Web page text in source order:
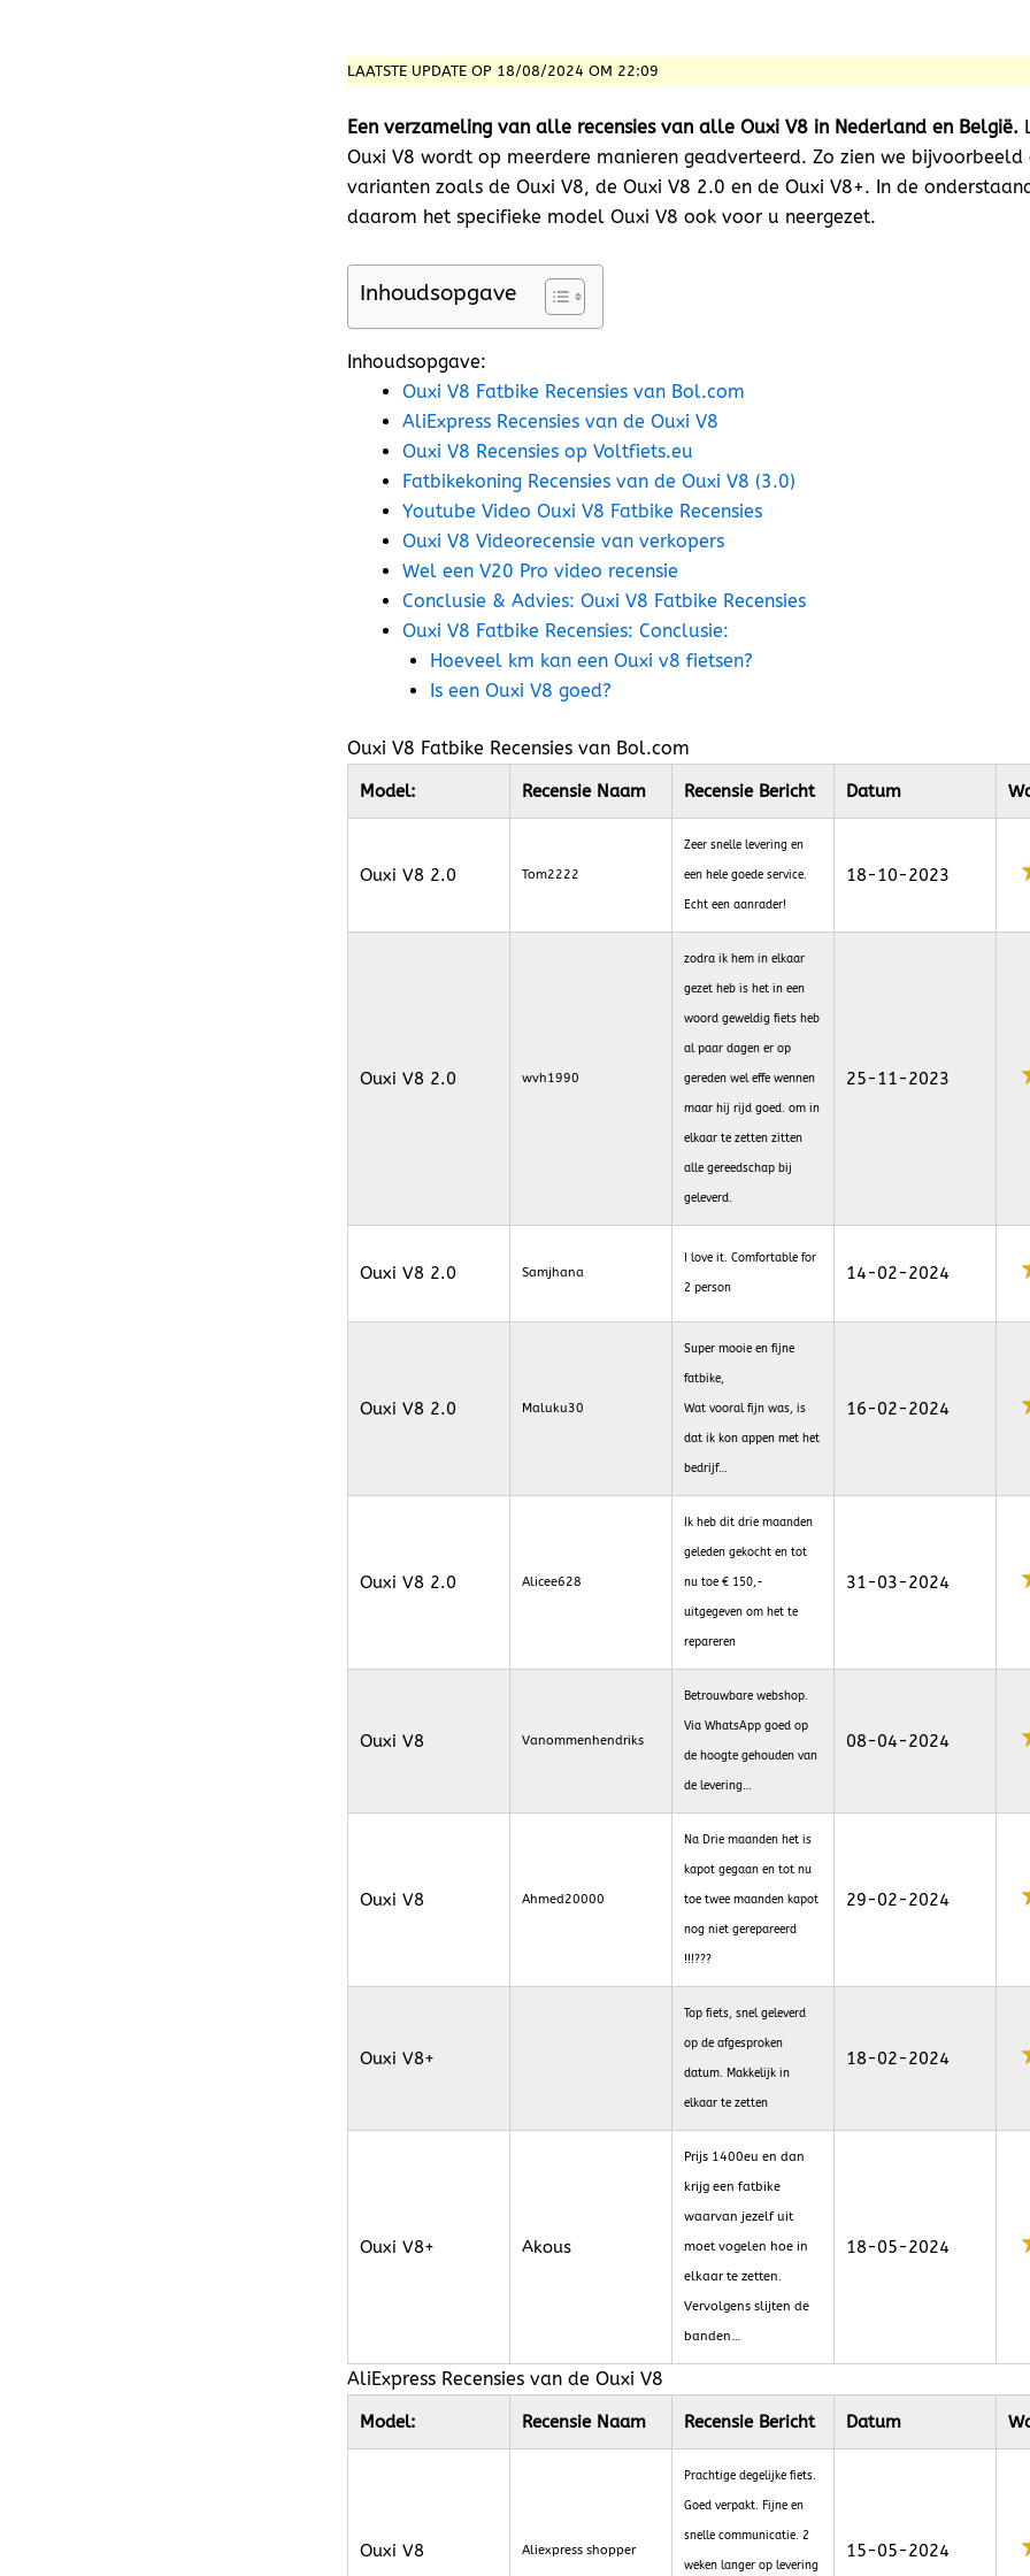
LAATSTE UPDATE OP 18/08/2024 OM 22:09
Een verzameling van alle recensies van alle Ouxi V8 in Nederland en België.
Ouxi V8 wordt op meerdere manieren geadverteerd. Zo zien we
varianten zoals de Ouxi V8, de Ouxi V8 2.0 en de Ouxi V8+. In de
daarom het specifieke model Ouxi V8 ook voor u neergezet.
Inhoudsopgave
Inhoudsopgave:
Ouxi V8 Fatbike Recensies van Bol.com
AliExpress Recensies van de Ouxi V8
Ouxi V8 Recensies op Voltfiets.eu
Fatbikekoning Recensies van de Ouxi V8 (3.0)
Youtube Video Ouxi V8 Fatbike Recensies
Ouxi V8 Videorecensie van verkopers
Wel een V20 Pro video recensie
Conclusie & Advies: Ouxi V8 Fatbike Recensies
Ouxi V8 Fatbike Recensies: Conclusie:
Hoeveel km kan een Ouxi v8 fietsen?
Is een Ouxi V8 goed?
Ouxi V8 Fatbike Recensies van Bol.com
Model: Recensie Naam Recensie Bericht Datum
Ouxi V8 2.0 Tom2222
Zeer snelle levering en
een hele goede service.
Echt een aanrader!
18-10-2023
Ouxi V8 2.0 wvh1990
zodra ik hem in elkaar
gezet heb is het in een
woord geweldig fiets heb
al paar dagen er op
gereden wel effe wennen
maar hij rijd goed. om in
elkaar te zetten zitten
alle gereedschap bij
geleverd.
25-11-2023
Ouxi V8 2.0 Samjhana
I love it. Comfortable for
2 person
14-02-2024
Ouxi V8 2.0 Maluku30
Super mooie en fijne
fatbike,
Wat vooral fijn was, is
dat ik kon appen met het
bedrijf…
16-02-2024
Ouxi V8 2.0 Alicee628
Ik heb dit drie maanden
geleden gekocht en tot
nu toe € 150,-
uitgegeven om het te
repareren
31-03-2024
Ouxi V8 Vanommenhendriks
Betrouwbare webshop.
Via WhatsApp goed op
de hoogte gehouden van
de levering…
08-04-2024
Ouxi V8 Ahmed20000
Na Drie maanden het is
kapot gegaan en tot nu
toe twee maanden kapot
nog niet gerepareerd
!!!???
29-02-2024
Ouxi V8+
Top fiets, snel geleverd
op de afgesproken
datum. Makkelijk in
elkaar te zetten
18-02-2024
Ouxi V8+ Akous
Prijs 1400eu en dan
krijg een fatbike
waarvan jezelf uit
moet vogelen hoe in
elkaar te zetten.
Vervolgens slijten de
banden…
18-05-2024
AliExpress Recensies van de Ouxi V8
Model: Recensie Naam Recensie Bericht Datum
Ouxi V8 Aliexpress shopper
Prachtige degelijke fiets.
Goed verpakt. Fijne en
snelle communicatie. 2
weken langer op levering
15-05-2024